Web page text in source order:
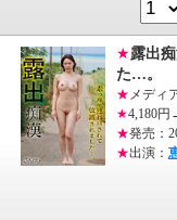
★露出
た…。
★ メディ
★4,180円
★発売：
★出演：